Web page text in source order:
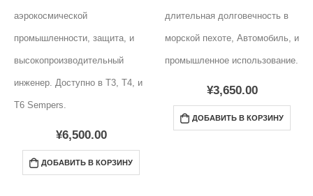
аэрокосмической
промышленности, защита, и
высокопроизводительный
инженер. Доступно в T3, T4, и
T6 Sempers.
¥6,500.00
ДОБАВИТЬ В КОРЗИНУ
длительная долговечность в
морской пехоте, Автомобиль, и
промышленное использование.
¥3,650.00
ДОБАВИТЬ В КОРЗИНУ